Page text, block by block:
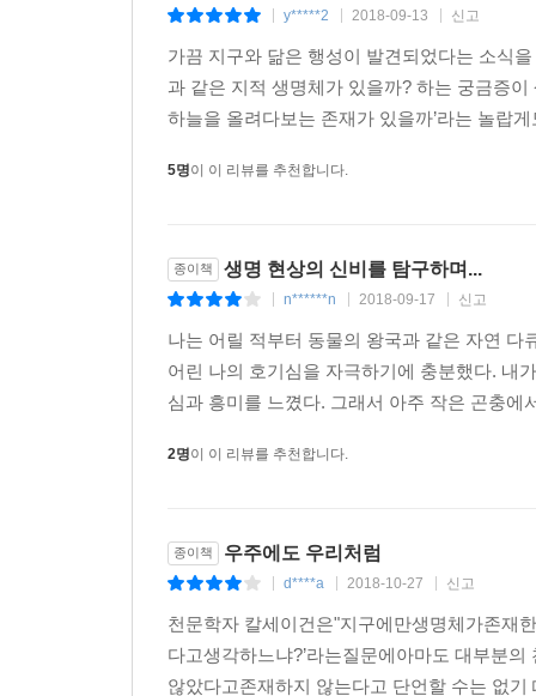
y*****2 2018-09-13 신고
가끔 지구와 닮은 행성이 발견되었다는 소식
과 같은 지적 생명체가 있을까? 하는 궁금증
하늘을 올려다보는 존재가 있을까’라는 놀랍
5명이 이 리뷰를 추천합니다.
종이책 생명 현상의 신비를 탐구하며...
n******n 2018-09-17 신고
나는 어릴 적부터 동물의 왕국과 같은 자연
어린 나의 호기심을 자극하기에 충분했다. 내
심과 흥미를 느꼈다. 그래서 아주 작은 곤충
2명이 이 리뷰를 추천합니다.
종이책 우주에도 우리처럼
d****a 2018-10-27 신고
천문학자 칼세이건은"지구에만생명체가존재
다고생각하느냐?’라는질문에아마도 대부분
않았다고존재하지 않는다고 단언할 수는 없